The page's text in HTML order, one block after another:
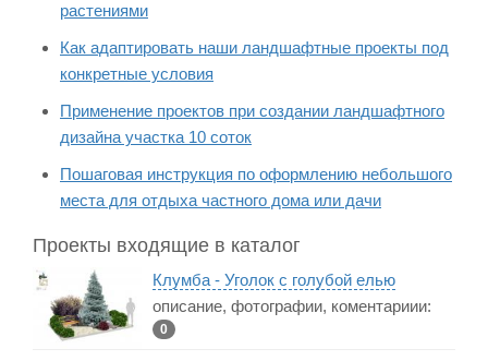
растениями
Как адаптировать наши ландшафтные проекты под
конкретные условия
Применение проектов при создании ландшафтного
дизайна участка 10 соток
Пошаговая инструкция по оформлению небольшого
места для отдыха частного дома или дачи
Проекты входящие в каталог
Клумба - Уголок с голубой елью
описание, фотографии, коментариии:
0